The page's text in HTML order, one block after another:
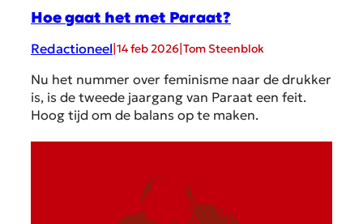
Hoe gaat het met Paraat?
Redactioneel 14 feb 2026 Tom Steenblok
Nu het nummer over feminisme naar de drukker
is, is de tweede jaargang van Paraat een feit.
Hoog tijd om de balans op te maken.